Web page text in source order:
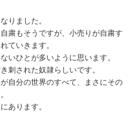
りました。
粛もそうですが、小売りが自粛す
ていきます。
いひとが多いように思います。
刺された奴隷らしいです。
自分の世界のすべて、まさにその
あります。